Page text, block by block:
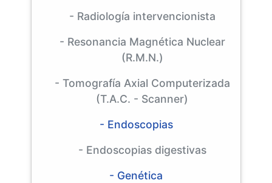
- Radiología intervencionista
- Resonancia Magnética Nuclear
(R.M.N.)
- Tomografía Axial Computerizada
(T.A.C. - Scanner)
- Endoscopias
- Endoscopias digestivas
- Genética